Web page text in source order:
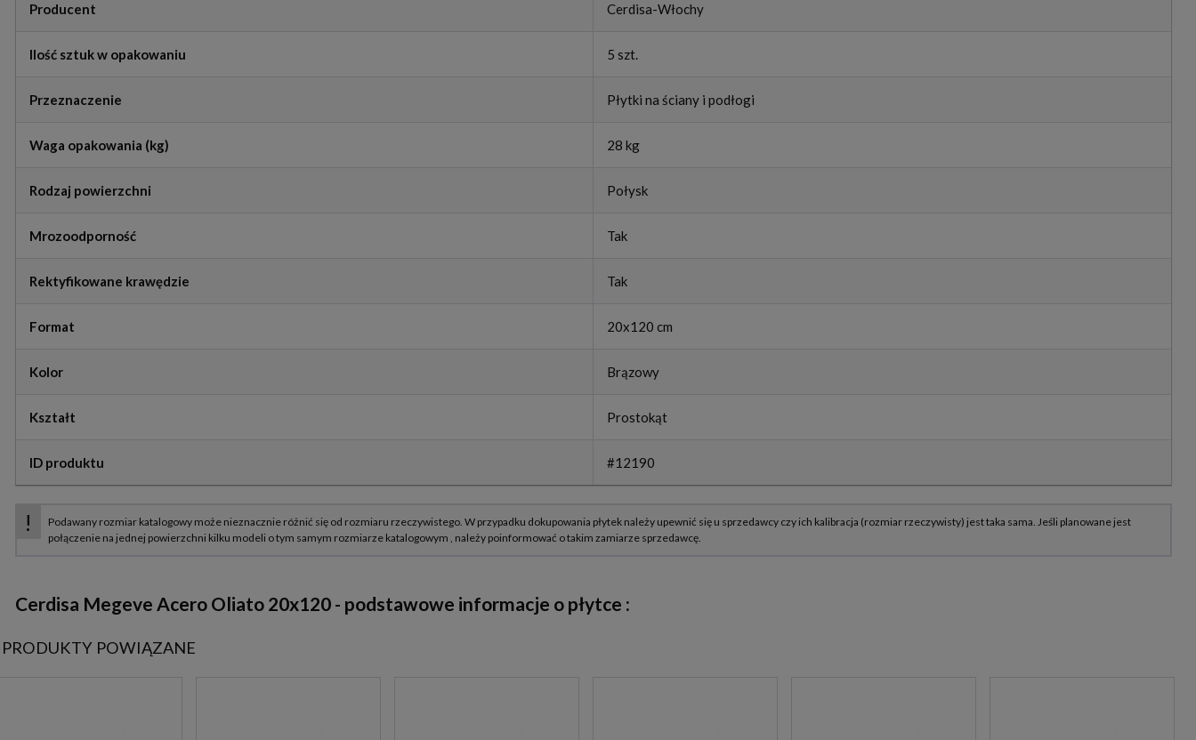
Producent Cerdisa-Włochy
Ilość sztuk w opakowaniu 5 szt.
Przeznaczenie Płytki na ściany i podłogi
Waga opakowania (kg) 28 kg
Rodzaj powierzchni Połysk
Mrozoodporność Tak
Rektyfikowane krawędzie Tak
Format 20x120 cm
Kolor Brązowy
Kształt Prostokąt
ID produktu #12190
Cerdisa Megeve Acero Oliato 20x120 - podstawowe informacje o płytce :
PRODUKTY POWIĄZANE